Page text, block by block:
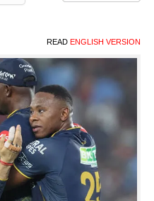
READ ENGLISH VERSION